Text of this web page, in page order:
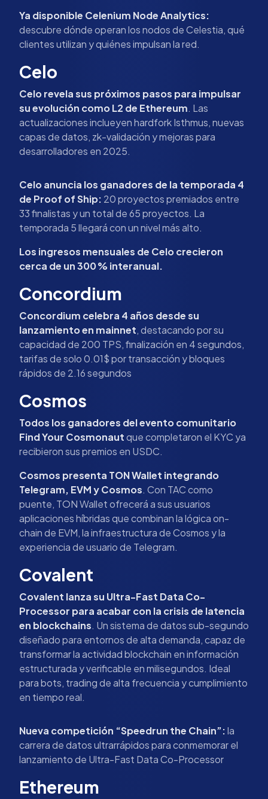
Ya disponible Celenium Node Analytics:
descubre dónde operan los nodos de Celestia, qué
clientes utilizan y quiénes impulsan la red.
Celo
Celo revela sus próximos pasos para impulsar
su evolución como L2 de Ethereum. Las
actualizaciones inclueyen hardfork Isthmus, nuevas
capas de datos, zk-validación y mejoras para
desarrolladores en 2025.
Celo anuncia los ganadores de la temporada 4
de Proof of Ship: 20 proyectos premiados entre
33 finalistas y un total de 65 proyectos. La
temporada 5 llegará con un nivel más alto.
Los ingresos mensuales de Celo crecieron
cerca de un 300 % interanual.
Concordium
Concordium celebra 4 años desde su
lanzamiento en mainnet, destacando por su
capacidad de 200 TPS, finalización en 4 segundos,
tarifas de solo 0.01$ por transacción y bloques
rápidos de 2.16 segundos
Cosmos
Todos los ganadores del evento comunitario
Find Your Cosmonautque completaron el KYC ya
recibieron sus premios en USDC.
Cosmos presenta TON Wallet integrando
Telegram, EVM y Cosmos. Con TAC como
puente, TON Wallet ofrecerá a sus usuarios
aplicaciones híbridas que combinan la lógica on-
chain de EVM, la infraestructura de Cosmos y la
experiencia de usuario de Telegram.
Covalent
Covalent lanza su Ultra-Fast Data Co-
Processor para acabar con la crisis de latencia
en blockchains. Un sistema de datos sub-segundo
diseñado para entornos de alta demanda, capaz de
transformar la actividad blockchain en información
estructurada y verificable en milisegundos. Ideal
para bots, trading de alta frecuencia y cumplimiento
en tiempo real.
Nueva competición “Speedrun the Chain”:la
carrera de datos ultrarrápidos para conmemorar el
lanzamiento de Ultra-Fast Data Co-Processor
Ethereum